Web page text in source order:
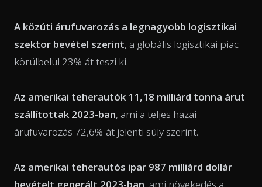
A közúti árufuvarozás a legnagyobb logisztikai
szektor bevétel szerint, a globális logisztikai piac
körülbelül 23%-át teszi ki.
Az amerikai teherautók 11,18 milliárd tonna árut
szállítottak 2023-ban, ami a teljes hazai
árufuvarozás 72,6%-át jelenti súly szerint.
Az amerikai teherautós ipar 987 milliárd dollár